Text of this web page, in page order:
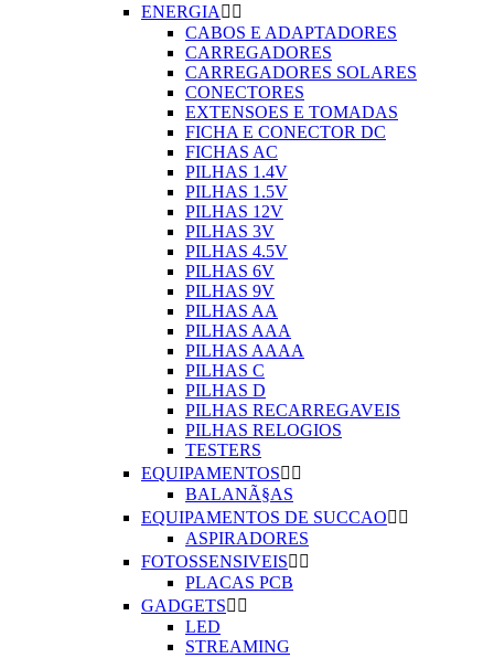
ENERGIA  
CABOS E ADAPTADORES
CARREGADORES
CARREGADORES SOLARES
CONECTORES
EXTENSOES E TOMADAS
FICHA E CONECTOR DC
FICHAS AC
PILHAS 1.4V
PILHAS 1.5V
PILHAS 12V
PILHAS 3V
PILHAS 4.5V
PILHAS 6V
PILHAS 9V
PILHAS AA
PILHAS AAA
PILHAS AAAA
PILHAS C
PILHAS D
PILHAS RECARREGAVEIS
PILHAS RELOGIOS
TESTERS
EQUIPAMENTOS 
BALANÃ§AS
EQUIPAMENTOS DE SUCCAO 
ASPIRADORES
FOTOSSENSIVEIS 
PLACAS PCB
GADGETS 
LED
STREAMING